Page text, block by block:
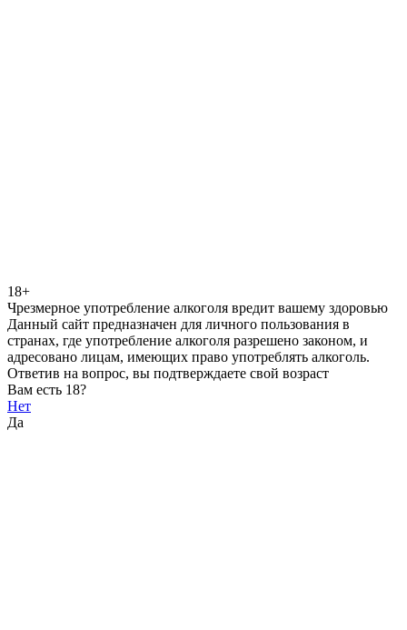
18+
Чрезмерное употребление алкоголя вредит вашему здоровью
Данный сайт предназначен для личного пользования в
странах, где употребление алкоголя разрешено законом, и
адресовано лицам, имеющих право употреблять алкоголь.
Ответив на вопрос, вы подтверждаете свой возраст
Вам есть 18?
Нет
Да